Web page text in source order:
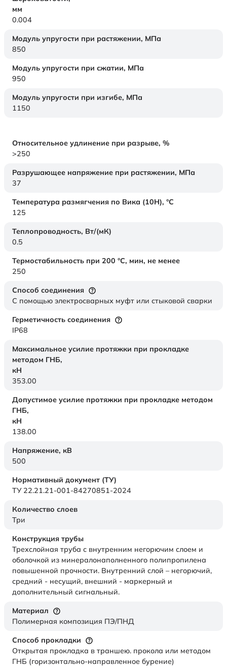
мм
0.004
Модуль упругости при растяжении, МПа
850
Модуль упругости при сжатии, МПа
950
Модуль упругости при изгибе, МПа
1150
Относительное удлинение при разрыве, %
>250
Разрушающее напряжение при растяжении, МПа
37
Температура размягчения по Вика (10Н), °C
125
Теплопроводность, Вт/(мК)
0.5
Термостабильность при 200 °С, мин, не менее
250
Способ соединения
С помощью электросварных муфт или стыковой сварки
Герметичность соединения
IP68
Максимальное усилие протяжки при прокладке
методом ГНБ,
кН
353.00
Допустимое усилие протяжки при прокладке методом
ГНБ,
кН
138.00
Напряжение, кВ
500
Нормативный документ (ТУ)
ТУ 22.21.21-001-84270851-2024
Количество слоев
Три
Конструкция трубы
Трехслойная труба с внутренним негорючим слоем и
оболочкой из минералонаполненного полипропилена
повышенной прочности. Внутренний слой – негорючий,
средний - несущий, внешний - маркерный и
дополнительный сигнальный.
Материал
Полимерная композиция ПЭ/ПНД
Способ прокладки
Открытая прокладка в траншею. прокола или методом
ГНБ (горизонтально-направленное бурение)